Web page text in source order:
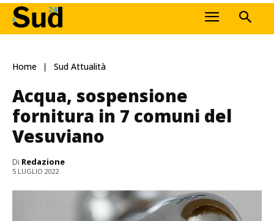
Home Sud Attualità
Acqua, sospensione
fornitura in 7 comuni del
Vesuviano
Di Redazione
5 LUGLIO 2022